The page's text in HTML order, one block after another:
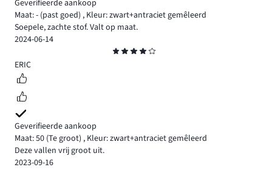
Geverifieerde aankoop
Maat: - (past goed) , Kleur: zwart+antraciet gemêleerd
Soepele, zachte stof. Valt op maat.
2024-06-14
4
ERIC
Geverifieerde aankoop
Maat: 50 (Te groot) , Kleur: zwart+antraciet gemêleerd
Deze vallen vrij groot uit.
2023-09-16